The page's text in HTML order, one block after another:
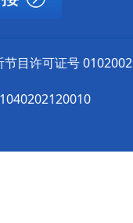
节目许可证号 0102002